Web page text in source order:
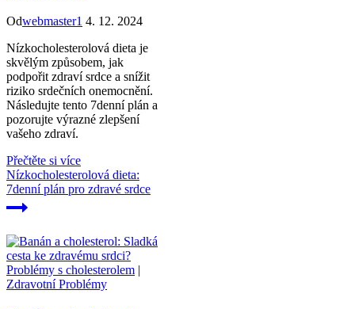
Odwebmaster1 4. 12. 2024
Nízkocholesterolová dieta je
skvělým způsobem, jak
podpořit zdraví srdce a snížit
riziko srdečních onemocnění.
Následujte tento 7denní plán a
pozorujte výrazné zlepšení
vašeho zdraví.
Přečtěte si více
Nízkocholesterolová dieta:
7denní plán pro zdravé srdce
Problémy s cholesterolem |
Zdravotní Problémy